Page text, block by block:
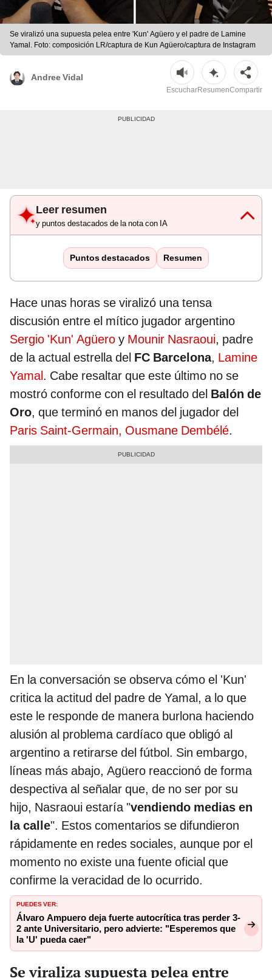
Se viralizó una supuesta pelea entre 'Kun' Agüero y el padre de Lamine
Yamal. Foto: composición LR/captura de Kun Agüero/captura de Instagram
Andree Vidal
EscucharResumenCompartir
Leer resumen
y puntos destacados de la nota con IA
Puntos destacados Resumen
Hace unas horas se viralizó una tensa
discusión entre el mítico jugador argentino
Sergio 'Kun' Agüero y Mounir Nasraoui, padre
de la actual estrella del FC Barcelona, Lamine
Yamal. Cabe resaltar que este último no se
mostró conforme con el resultado del Balón de
Oro, que terminó en manos del jugador del
Paris Saint-Germain, Ousmane Dembélé.
En la conversación se observa cómo el 'Kun'
critica la actitud del padre de Yamal, a lo que
este le responde de manera burlona haciendo
alusión al problema cardíaco que obligó al
argentino a retirarse del fútbol. Sin embargo,
líneas más abajo, Agüero reaccionó de forma
despectiva al señalar que, de no ser por su
hijo, Nasraoui estaría "vendiendo medias en
la calle". Estos comentarios se difundieron
rápidamente en redes sociales, aunque por el
momento no existe una fuente oficial que
confirme la veracidad de lo ocurrido.
PUEDES VER:
Álvaro Ampuero deja fuerte autocrítica tras perder 3-
2 ante Universitario, pero advierte: "Esperemos que
la 'U' pueda caer"
Se viraliza supuesta pelea entre